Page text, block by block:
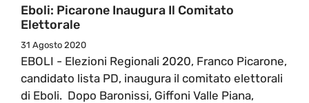
Eboli: Picarone Inaugura Il Comitato
Elettorale
31 Agosto 2020
EBOLI - Elezioni Regionali 2020, Franco Picarone,
candidato lista PD, inaugura il comitato elettorali
di Eboli. Dopo Baronissi, Giffoni Valle Piana,